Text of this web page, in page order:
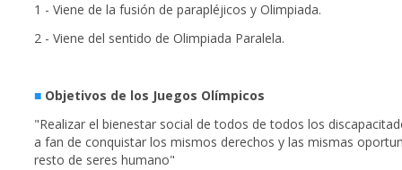
1 - Viene de la fusión de parapléjicos y Olimpiada.
2 - Viene del sentido de Olimpiada Paralela.
■ Objetivos de los Juegos Olímpicos
"Realizar el bienestar social de todos de todos los
a fan de conquistar los mismos derechos y las mismas
resto de seres humano"